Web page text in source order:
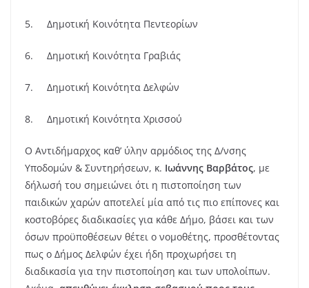
5. Δημοτική Κοινότητα Πεντεορίων
6. Δημοτική Κοινότητα Γραβιάς
7. Δημοτική Κοινότητα Δελφών
8. Δημοτική Κοινότητα Χρισσού
Ο Αντιδήμαρχος καθ’ ύλην αρμόδιος της Δ/νσης
Υποδομών & Συντηρήσεων, κ. Ιωάννης Βαρβάτος, με
δήλωσή του σημειώνει ότι η πιστοποίηση των
παιδικών χαρών αποτελεί μία από τις πιο επίπονες και
κοστοβόρες διαδικασίες για κάθε Δήμο, βάσει και των
όσων προϋποθέσεων θέτει ο νομοθέτης, προσθέτοντας
πως ο Δήμος Δελφών έχει ήδη προχωρήσει τη
διαδικασία για την πιστοποίηση και των υπολοίπων.